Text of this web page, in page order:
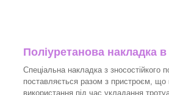
Поліуретанова накладка в
Спеціальна накладка з зносостійкого
поставляється разом з пристроєм, що
використання під час укладання